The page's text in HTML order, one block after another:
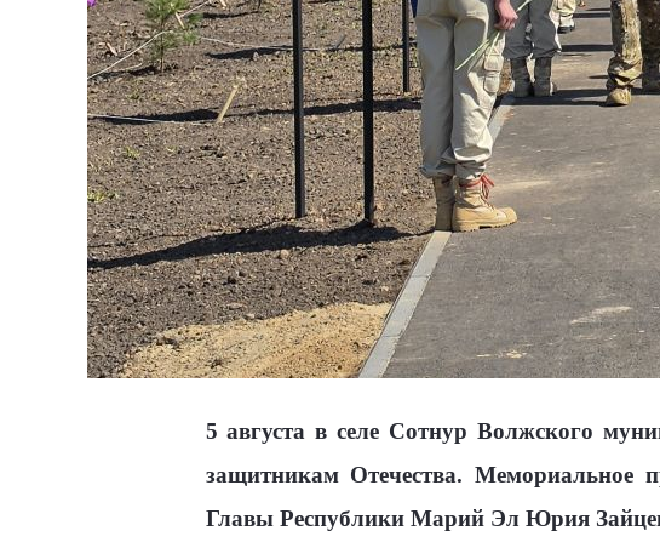
5 августа в селе Сотнур Волжского
защитникам Отечества. Мемориальное
Главы Республики Марий Эл Юрия